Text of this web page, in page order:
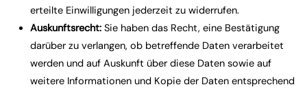
erteilte Einwilligungen jederzeit zu widerrufen.
Auskunftsrecht:Sie haben das Recht, eine Bestätigung
darüber zu verlangen, ob betreffende Daten verarbeitet
werden und auf Auskunft über diese Daten sowie auf
weitere Informationen und Kopie der Daten entsprechend